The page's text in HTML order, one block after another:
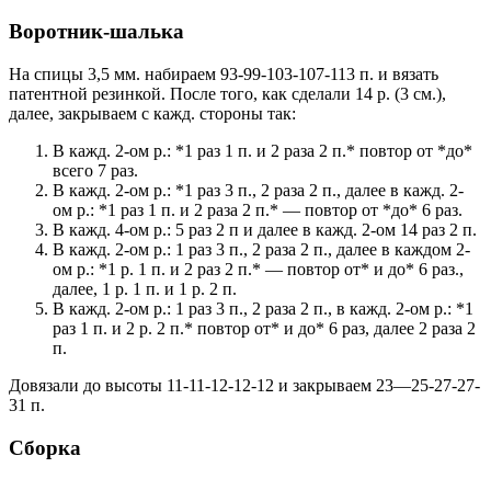
Воротник-шалька
На спицы 3,5 мм. набираем 93-99-103-107-113 п. и вязать
патентной резинкой. После того, как сделали 14 р. (3 см.),
далее, закрываем с кажд. стороны так:
В кажд. 2-ом р.: *1 раз 1 п. и 2 раза 2 п.* повтор от *до*
всего 7 раз.
В кажд. 2-ом р.: *1 раз 3 п., 2 раза 2 п., далее в кажд. 2-
ом р.: *1 раз 1 п. и 2 раза 2 п.* — повтор от *до* 6 раз.
В кажд. 4-ом р.: 5 раз 2 п и далее в кажд. 2-ом 14 раз 2 п.
В кажд. 2-ом р.: 1 раз 3 п., 2 раза 2 п., далее в каждом 2-
ом р.: *1 р. 1 п. и 2 раз 2 п.* — повтор от* и до* 6 раз.,
далее, 1 р. 1 п. и 1 р. 2 п.
В кажд. 2-ом р.: 1 раз 3 п., 2 раза 2 п., в кажд. 2-ом р.: *1
раз 1 п. и 2 р. 2 п.* повтор от* и до* 6 раз, далее 2 раза 2
п.
Довязали до высоты 11-11-12-12-12 и закрываем 23—25-27-27-
31 п.
Сборка